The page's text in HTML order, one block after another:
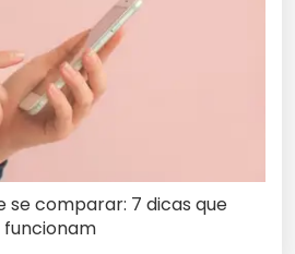
se comparar: 7 dicas que
funcionam